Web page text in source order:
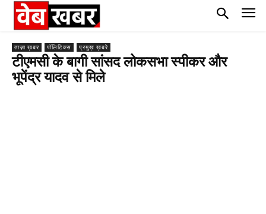
ताज़ा ख़बर पॉलिटिक्स प्रमुख़ ख़बरे
टीएमसी के बागी सांसद लोकसभा स्पीकर और
भूपेंद्र यादव से मिले